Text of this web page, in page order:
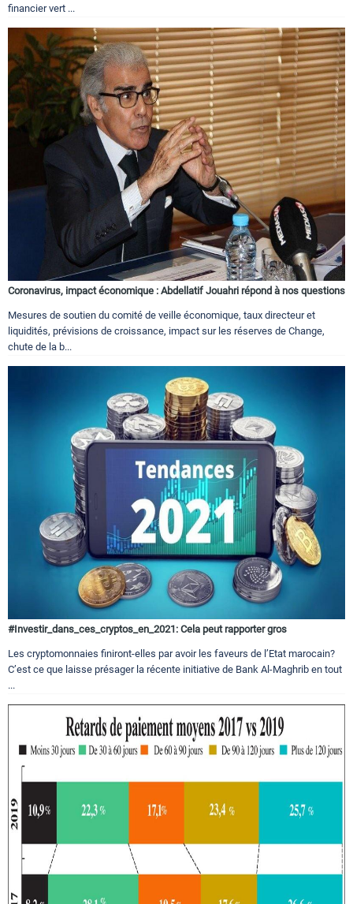
financier vert ...
Coronavirus, impact économique : Abdellatif Jouahri répond à nos questions
Mesures de soutien du comité de veille économique, taux directeur et
liquidités, prévisions de croissance, impact sur les réserves de Change,
chute de la b...
#Investir_dans_ces_cryptos_en_2021: Cela peut rapporter gros
Les cryptomonnaies finiront-elles par avoir les faveurs de l’Etat marocain?
C’est ce que laisse présager la récente initiative de Bank Al-Maghrib en tout
...